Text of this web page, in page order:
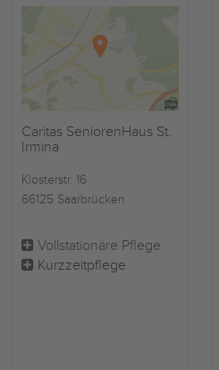
Caritas SeniorenHaus St.
Irmina
Klosterstr. 16
66125 Saarbrücken
Vollstationäre Pflege
Kurzzeitpflege